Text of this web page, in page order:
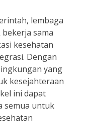
lembaga
sama
kesehatan
Dengan
yang
kesejahteraan
ini dapat
semua untuk